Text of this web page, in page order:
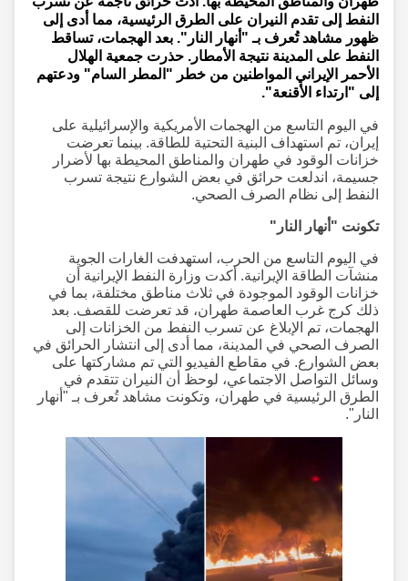
النفط إلى تقدم النيران على الطرق الرئيسية، مما أدى إلى
ظهور مشاهد تُعرف بـ "أنهار النار". بعد الهجمات، تساقط
النفط على المدينة نتيجة الأمطار. حذرت جمعية الهلال
الأحمر الإيراني المواطنين من خطر "المطر السام" ودعتهم
إلى "ارتداء الأقنعة".
في اليوم التاسع من الهجمات الأمريكية والإسرائيلية على
إيران، تم استهداف البنية التحتية للطاقة. بينما تعرضت
خزانات الوقود في طهران والمناطق المحيطة بها لأضرار
جسيمة، اندلعت حرائق في بعض الشوارع نتيجة تسرب
النفط إلى نظام الصرف الصحي.
تكونت "أنهار النار"
في اليوم التاسع من الحرب، استهدفت الغارات الجوية
منشآت الطاقة الإيرانية. أكدت وزارة النفط الإيرانية أن
خزانات الوقود الموجودة في ثلاث مناطق مختلفة، بما في
ذلك كرج غرب العاصمة طهران، قد تعرضت للقصف. بعد
الهجمات، تم الإبلاغ عن تسرب النفط من الخزانات إلى
الصرف الصحي في المدينة، مما أدى إلى انتشار الحرائق في
بعض الشوارع. في مقاطع الفيديو التي تم مشاركتها على
وسائل التواصل الاجتماعي، لوحظ أن النيران تتقدم في
الطرق الرئيسية في طهران، وتكونت مشاهد تُعرف بـ "أنهار
النار".